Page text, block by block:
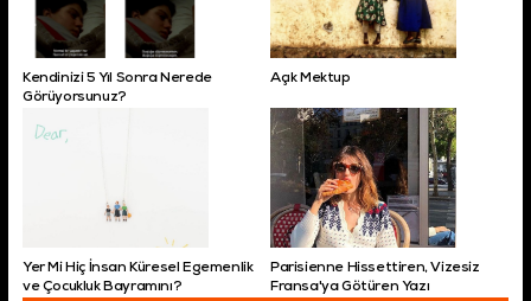
Kendinizi 5 Yıl Sonra Nerede
Görüyorsunuz?
Açık Mektup
Yer Mi Hiç İnsan Küresel Egemenlik
ve Çocukluk Bayramını?
Parisienne Hissettiren, Vizesiz
Fransa'ya Götüren Yazı